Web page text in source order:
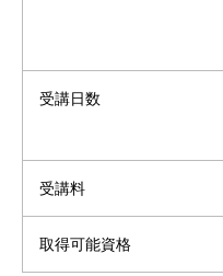
受講日数
受講料
取得可能資格